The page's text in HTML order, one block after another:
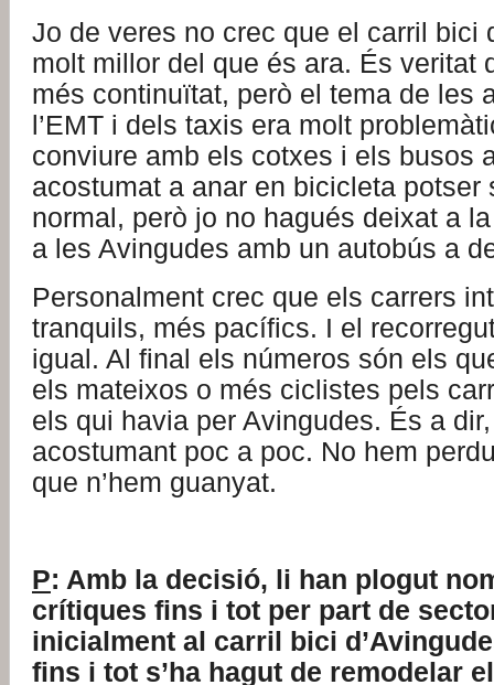
Jo de veres no crec que el carril bici
molt millor del que és ara. És veritat
més continuïtat, però el tema de les
l’EMT i dels taxis era molt
conviure amb els cotxes i els busos
acostumat a anar en bicicleta potser
normal, però jo no hagués deixat a
a les Avingudes amb un autobús a
Personalment crec que els carrers
tranquils, més pacífics. I el
igual. Al final els números són els
els mateixos o més ciclistes pels
els qui havia per Avingudes. És a dir,
acostumant poc a poc. No hem
que n’hem guanyat.
P: Amb la decisió, li han plogut
crítiques fins i tot per part de
inicialment al carril bici
fins i tot s’ha hagut de remodelar